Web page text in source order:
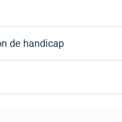
de handicap